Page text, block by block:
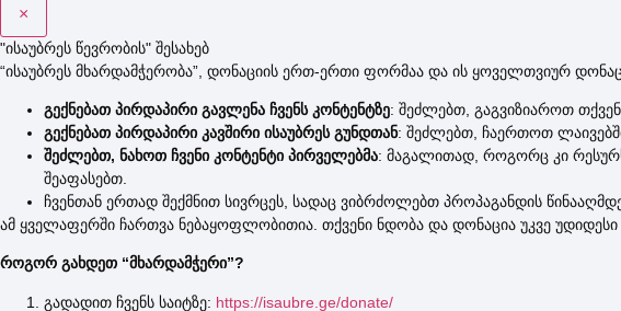
×
"ისაუბრეს წევრობის" შესახებ
“ისაუბრეს მხარდამჭერობა”, დონაციის ერთ-ერთი ფორმაა და ის ყოველთვიურ
გექნებათ პირდაპირი გავლენა ჩვენს კონტენტზე: შეძლებთ, გაგვიზიაროთ
გექნებათ პირდაპირი კავშირი ისაუბრეს გუნდთან: შეძლებთ, ჩაერთოთ
შეძლებთ, ნახოთ ჩვენი კონტენტი პირველებმა: მაგალითად, როგორც კი
შეაფასებთ.
ჩვენთან ერთად შექმნით სივრცეს, სადაც ვიბრძოლებთ პროპაგანდის
ამ ყველაფერში ჩართვა ნებაყოფლობითია. თქვენი ნდობა და დონაცია უკვე
როგორ გახდეთ “მხარდამჭერი”?
გადადით ჩვენს საიტზე: https://isaubre.ge/donate/